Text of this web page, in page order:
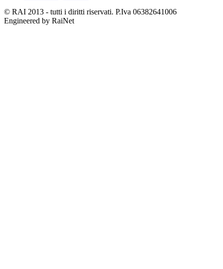
© RAI 2013 - tutti i diritti riservati. P.Iva 06382641006
Engineered by RaiNet